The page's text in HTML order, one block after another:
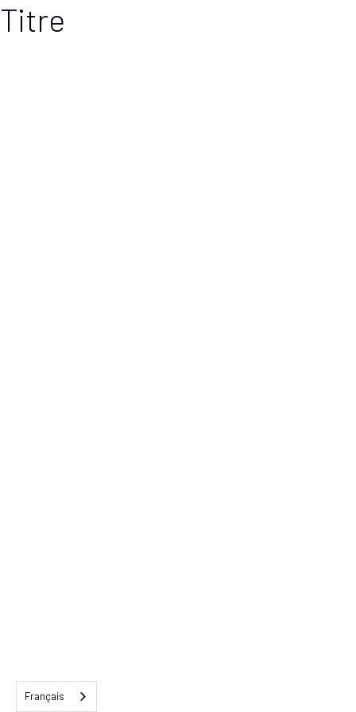
Titre
Français